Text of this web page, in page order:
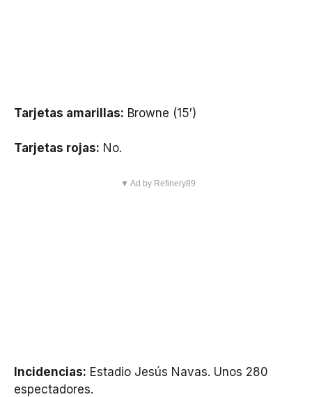
Tarjetas amarillas: Browne (15′)
Tarjetas rojas: No.
▼ Ad by Refinery89
Incidencias: Estadio Jesús Navas. Unos 280
espectadores.